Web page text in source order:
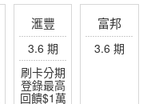
滙豐
3.6 期
刷卡分期
登錄最高
回饋$1萬
富邦
3.6 期